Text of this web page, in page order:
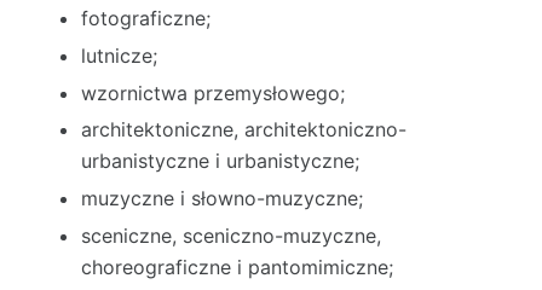
fotograficzne;
lutnicze;
wzornictwa przemysłowego;
architektoniczne, architektoniczno-
urbanistyczne i urbanistyczne;
muzyczne i słowno-muzyczne;
sceniczne, sceniczno-muzyczne,
choreograficzne i pantomimiczne;